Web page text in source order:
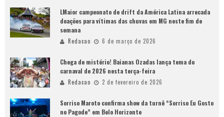
LMaior campeonato de drift da América Latina arrecada
doações para vítimas das chuvas em MG neste fim de
semana
Redacao 6 de março de 2026
Chega de mistério! Baianas Ozadas lança tema do
carnaval de 2026 nesta terça-feira
Redacao 2 de fevereiro de 2026
Sorriso Maroto confirma show da turnê “Sorriso Eu Gosto
no Pagode” em Belo Horizonte